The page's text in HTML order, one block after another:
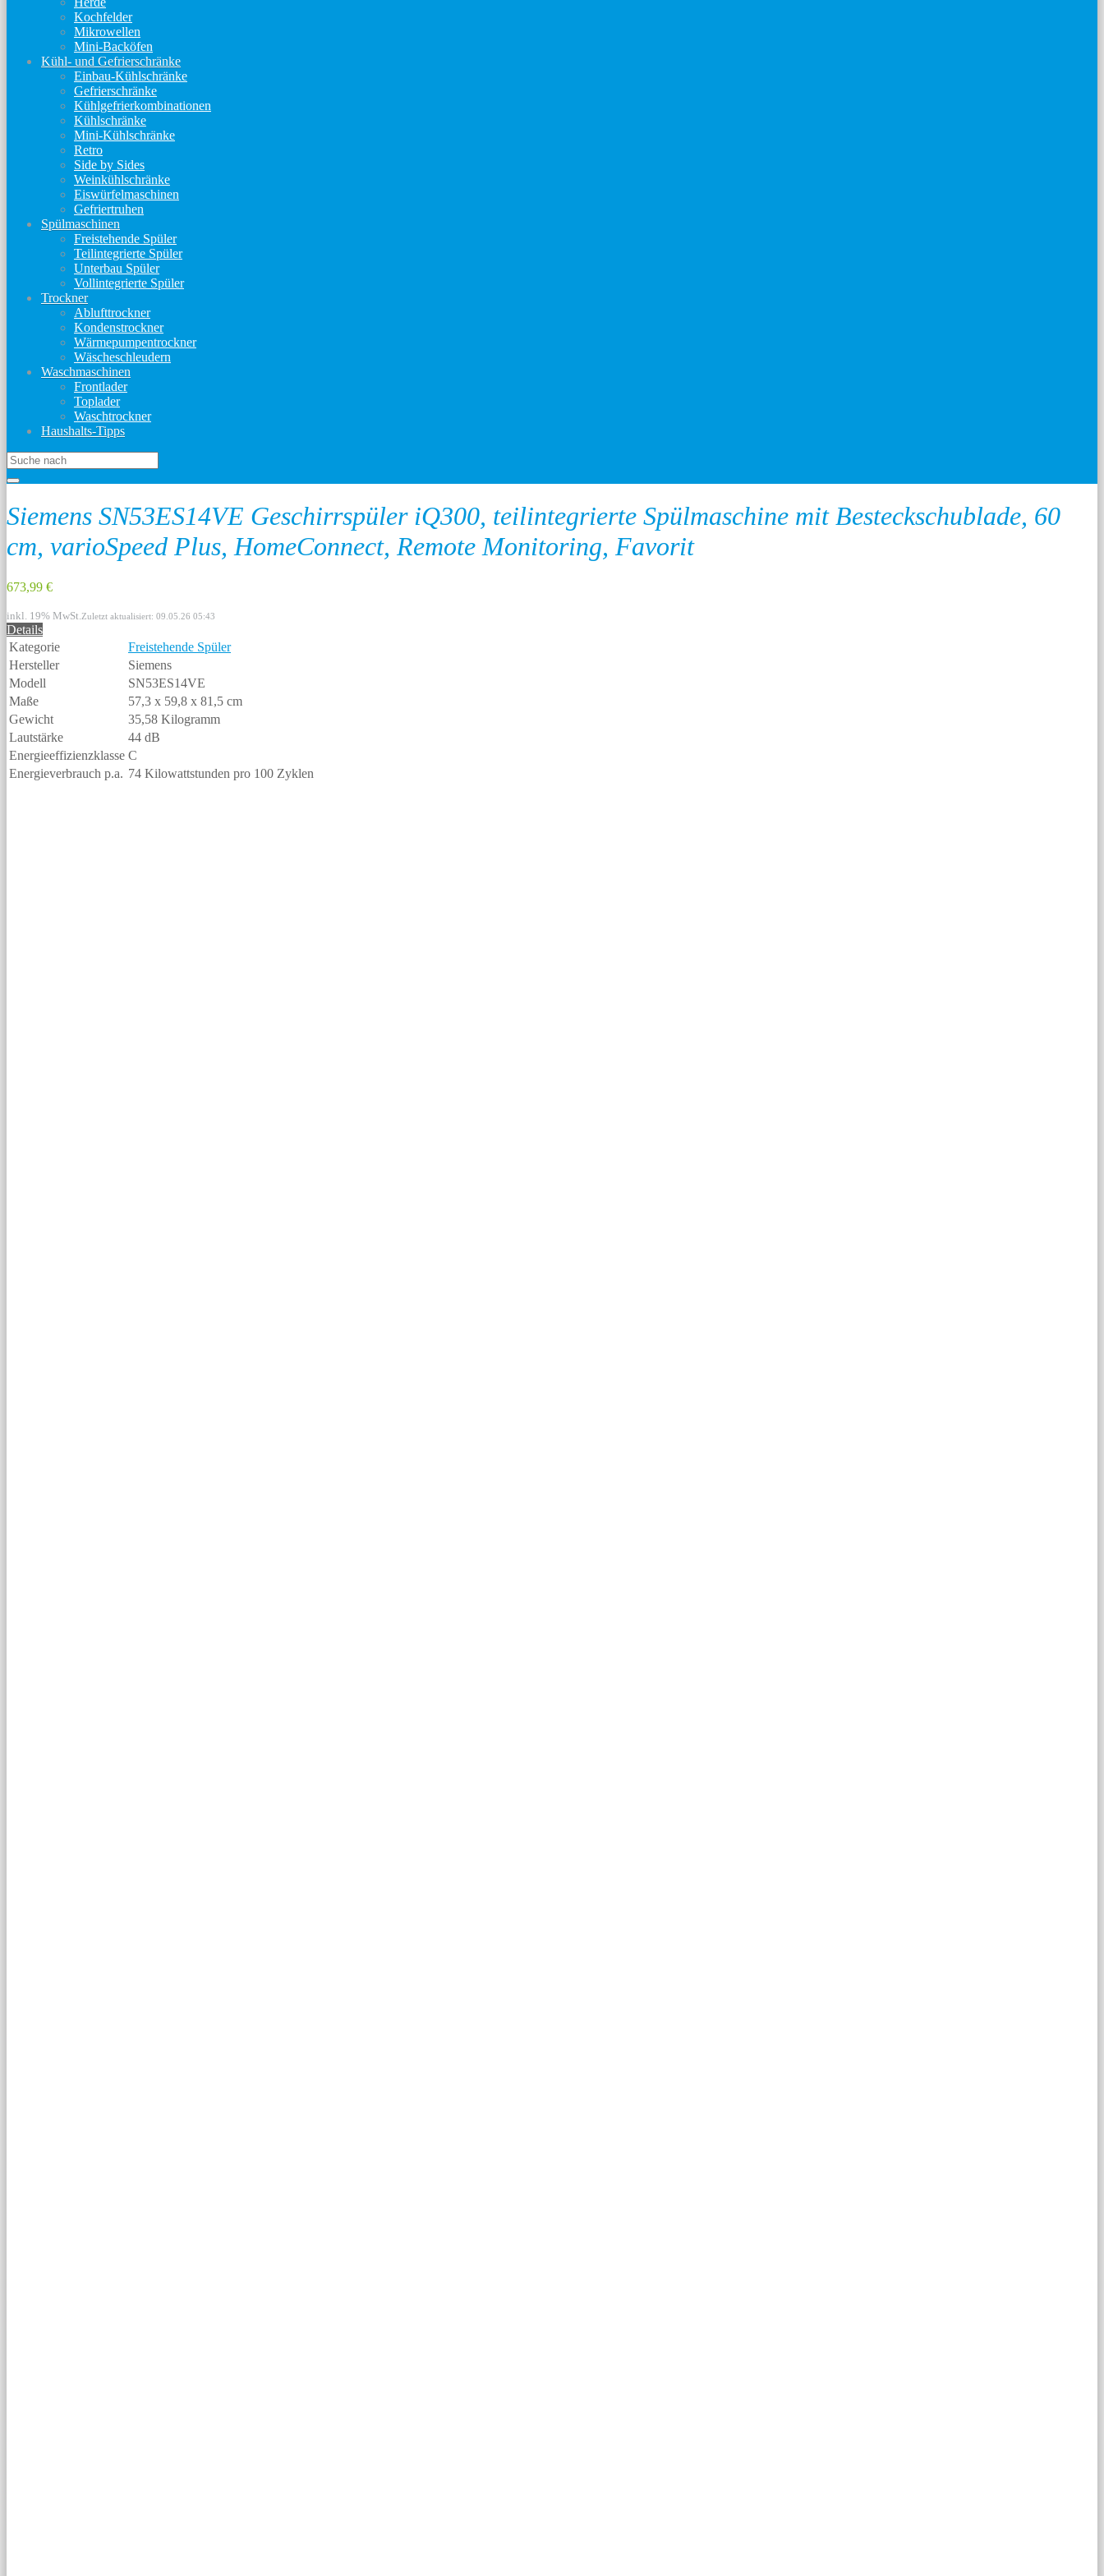
Kochfelder
Mikrowellen
Mini-Backöfen
Kühl- und Gefrierschränke
Einbau-Kühlschränke
Gefrierschränke
Kühlgefrierkombinationen
Kühlschränke
Mini-Kühlschränke
Retro
Side by Sides
Weinkühlschränke
Eiswürfelmaschinen
Gefriertruhen
Spülmaschinen
Freistehende Spüler
Teilintegrierte Spüler
Unterbau Spüler
Vollintegrierte Spüler
Trockner
Ablufttrockner
Kondenstrockner
Wärmepumpentrockner
Wäscheschleudern
Waschmaschinen
Frontlader
Toplader
Waschtrockner
Haushalts-Tipps
Siemens SN53ES14VE Geschirrspüler iQ300, teilintegrierte Spülmaschine mit Besteckschublade, 60
cm, varioSpeed Plus, HomeConnect, Remote Monitoring, Favorit
673,99 €
inkl. 19% MwSt. Zuletzt aktualisiert: 09.05.26 05:43
Details
Kategorie
Freistehende Spüler
Hersteller
Siemens
Modell
SN53ES14VE
Maße
57,3 x 59,8 x 81,5 cm
Gewicht
35,58 Kilogramm
Lautstärke
44 dB
Energieeffizienzklasse C
Energieverbrauch p.a. 74 Kilowattstunden pro 100 Zyklen